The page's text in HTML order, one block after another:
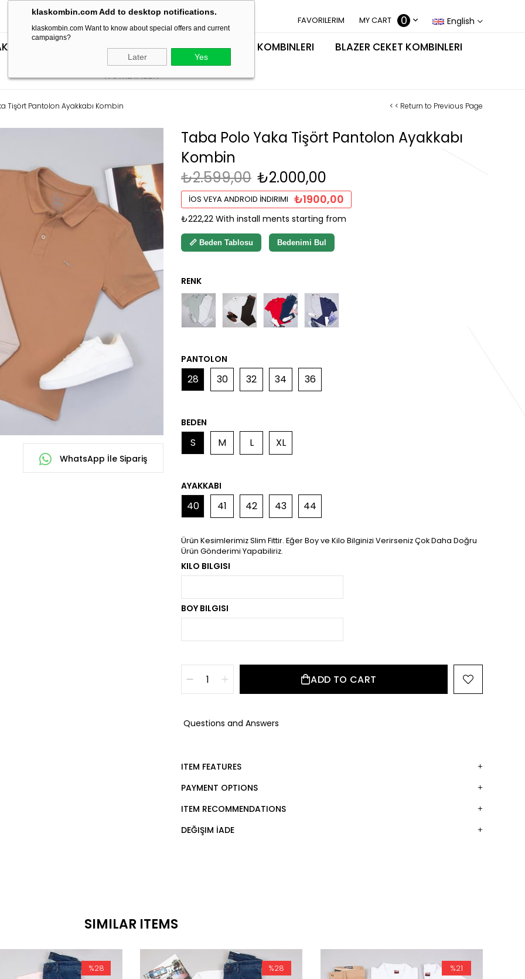
klaskombin.com Add to desktop notifications.
klaskombin.com Want to know about special offers and current
campaigns?
Later Yes
English
MY CART 0
FAVORILERIM
ELBISE KOMBINLERI SEÇTİKLERİMİZ TIŞÖRT KOMBINLERI
BLAZER CEKET KOMBINLERI
KOMBINLER
Tişört Pantolon Ayakkabı Kombin < < Return to Previous Page
WhatsApp İle Sipariş
Taba Polo Yaka Tişört Pantolon Ayakkabı
Kombin
₺2.599,00 ₺2.000,00
İOS VEYA ANDROID İNDIRIMI ₺1900,00
₺222,22 With install ments starting from
📏 Beden Tablosu Bedenimi Bul
PANTOLON
28 30 32 34 36
BEDEN
S M L XL
AYAKKABI
40 41 42 43 44
Ürün Kesimlerimiz Slim Fittir. Eğer Boy ve Kilo Bilginizi Verirseniz Çok Daha Doğru
Ürün Gönderimi Yapabiliriz.
KILO BILGISI
BOY BILGISI
Questions and Answers
ITEM FEATURES
PAYMENT OPTIONS
ITEM RECOMMENDATIONS
DEĞIŞIM İADE
SIMILAR ITEMS
%28 %28 %21